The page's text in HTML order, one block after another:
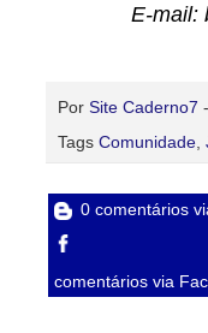
E-mail:
Por Site Caderno7 -
Tags Comunidade
0 comentários
comentários via